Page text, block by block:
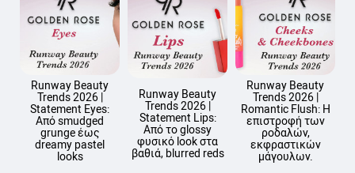
Runway Beauty
Trends 2026 |
Statement Eyes:
Από smudged
grunge έως
dreamy pastel
looks
Runway Beauty
Trends 2026 |
Statement Lips:
Από το glossy
φυσικό look στα
βαθιά, blurred reds
Runway Beauty
Trends 2026 |
Romantic Flush: Η
επιστροφή των
ροδαλών,
εκφραστικών
μάγουλων.